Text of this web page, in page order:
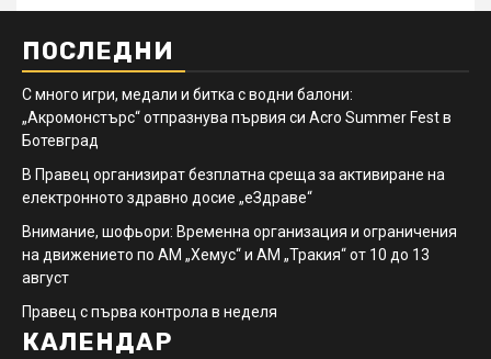
ПОСЛЕДНИ
С много игри, медали и битка с водни балони:
„Акромонстърс“ отпразнува първия си Acro Summer Fest в
Ботевград
В Правец организират безплатна среща за активиране на
електронното здравно досие „еЗдраве“
Внимание, шофьори: Временна организация и ограничения
на движението по АМ „Хемус“ и АМ „Тракия“ от 10 до 13
август
Правец с първа контрола в неделя
КАЛЕНДАР